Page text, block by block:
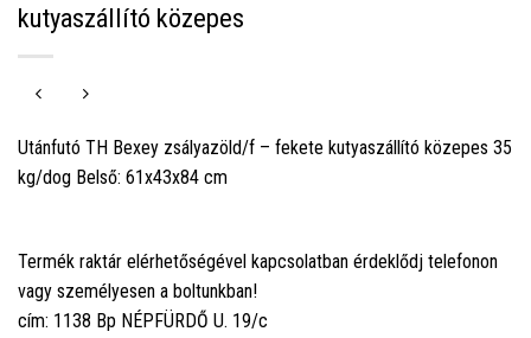
kutyaszállító közepes
Utánfutó TH Bexey zsályazöld/f – fekete kutyaszállító közepes 35
kg/dog Belső: 61x43x84 cm
Termék raktár elérhetőségével kapcsolatban érdeklődj telefonon
vagy személyesen a boltunkban!
cím: 1138 Bp NÉPFÜRDŐ U. 19/c